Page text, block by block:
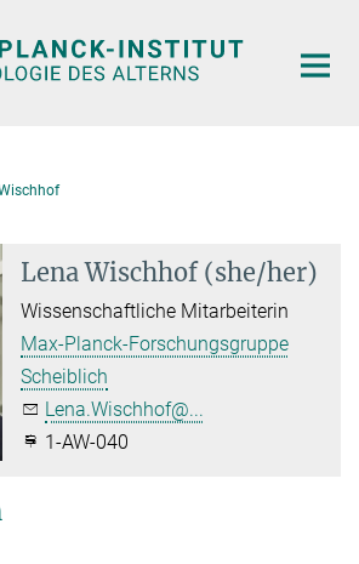
Lena Wischhof (she/her)
Wissenschaftliche Mitarbeiterin
Max-Planck-Forschungsgruppe
Scheiblich
Lena.Wischhof@...
1-AW-040